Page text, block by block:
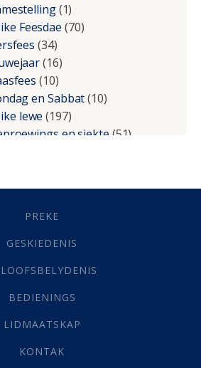
(1)
Feesdae (70)
(34)
(16)
(10)
en Sabbat(10)
lewe (197)
en siekte(51)
Groei(10)
(21)
Areas(4)
(3)
(1)
(22)
(142)
PREKE
GESKIEDENIS
BEDIENINGS
LIDMAATSKAP
KONTAK